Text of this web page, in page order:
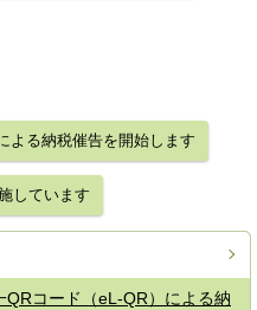
よる納税催告を開始します
しています
QRコード（eL-QR）による納